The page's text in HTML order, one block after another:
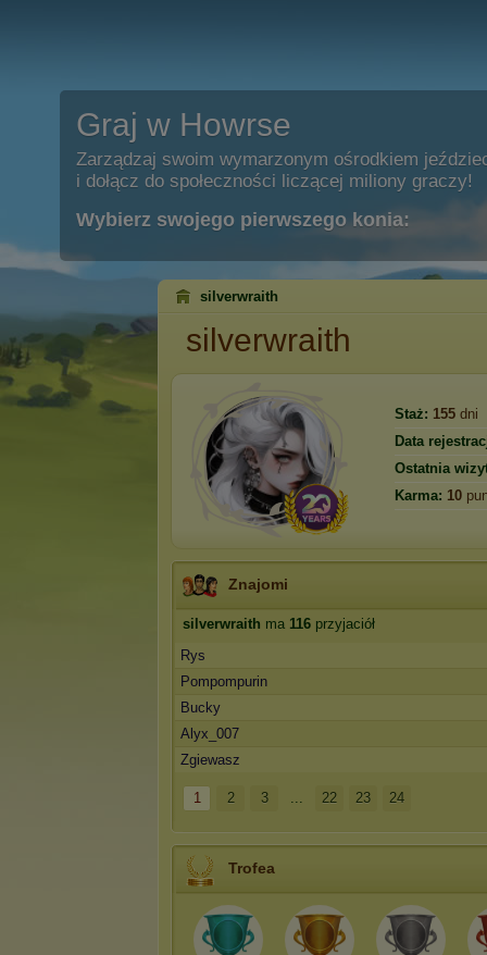
Graj w Howrse
Zarządzaj swoim wymarzonym ośrodkiem
i dołącz do społeczności liczącej miliony graczy!
Wybierz swojego pierwszego konia:
silverwraith
silverwraith
Staż: 155 dni
Data
Ostatnia
Karma: 10
Znajomi
silverwraith ma 116 przyjaciół
Rys
Pompompurin
Bucky
Alyx_007
Zgiewasz
1 2 3 ... 22 23 24
Trofea